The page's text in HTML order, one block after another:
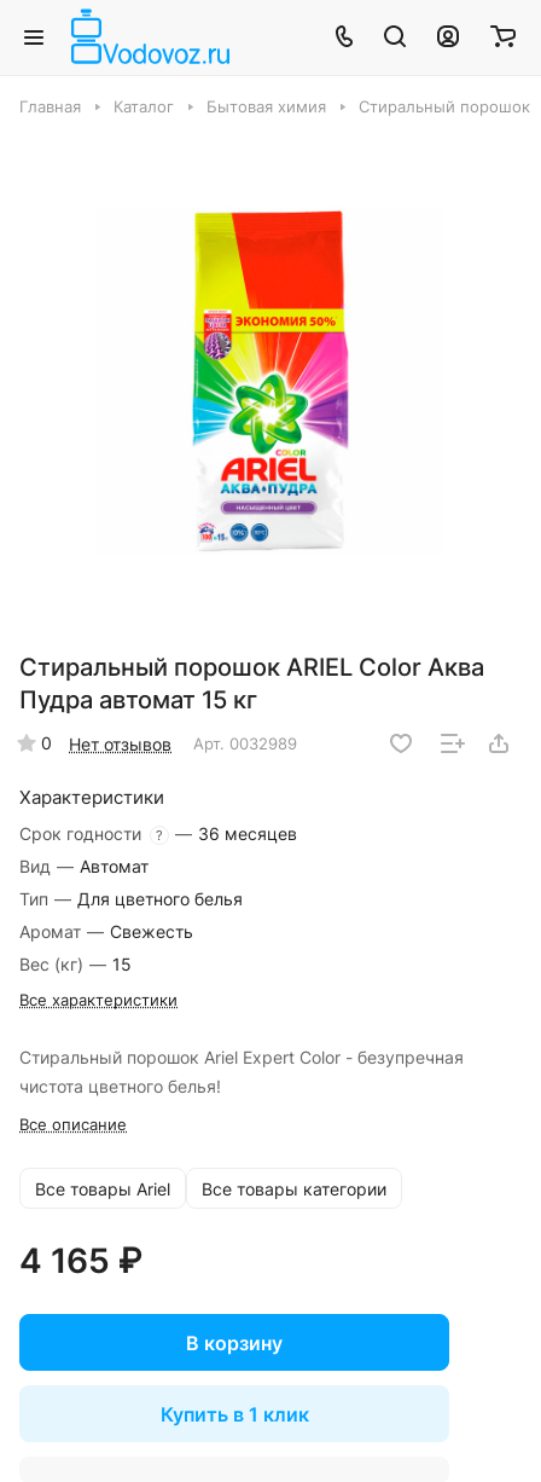
Главная Каталог Бытовая химия Стиральный порошок
Стиральный порошок ARIEL Color Аква
Пудра автомат 15 кг
0 Нет отзывов Арт. 0032989
Характеристики
Срок годности ? — 36 месяцев
Вид — Автомат
Тип — Для цветного белья
Аромат — Свежесть
Вес (кг) — 15
Все характеристики
Стиральный порошок Ariel Expert Color - безупречная
чистота цветного белья!
Все описание
Все товары Ariel Все товары категории
4 165 ₽
В корзину
Купить в 1 клик